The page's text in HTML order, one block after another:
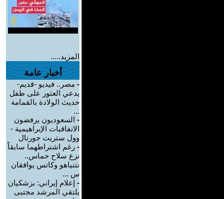
المزيد.....
أخبار عامة
- مصر.. فيديو -قديم-
يدعي العثور على طفل
حديث الولادة بالقمامة
...
- السعوديون يرفضون
الاتفاقيات الإبراهيمية -
وول ستريت جورنال
- رغم اشتراطهما سابقاً
نزع سلاح حماس..
نتنياهو وكاتس يوافقان
س ...
- إعلام إيراني: بزشكيان
يلتقي المرشد مجتبى